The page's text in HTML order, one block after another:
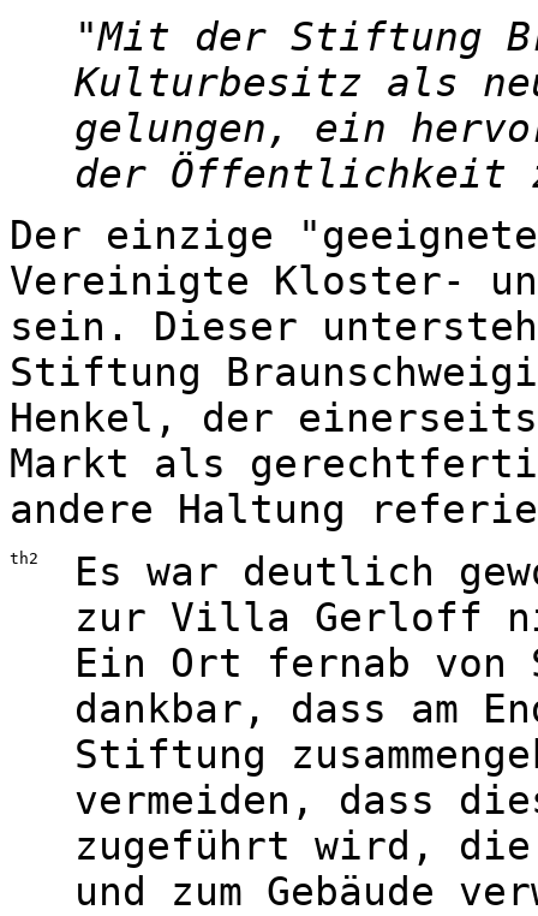
Mit der Stiftung
Kulturbesitz als
gelungen, ein
der Öffentlichkeit
Der einzige
Vereinigte Kloster-
sein. Dieser
Stiftung
Henkel, der einerseits
Markt als
andere Haltung
th2
Es war deutlich
zur Villa Gerloff
Ein Ort fernab
dankbar, dass am
Stiftung
vermeiden, dass
zugeführt wird, die
und zum Gebäude